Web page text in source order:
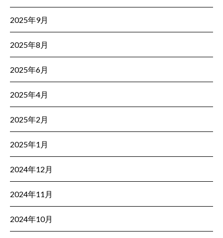
2025年9月
2025年8月
2025年6月
2025年4月
2025年2月
2025年1月
2024年12月
2024年11月
2024年10月